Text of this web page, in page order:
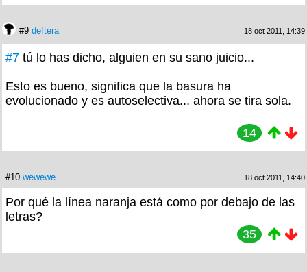
#9 deftera 18 oct 2011, 14:39
#7 tú lo has dicho, alguien en su sano juicio...
Esto es bueno, significa que la basura ha
evolucionado y es autoselectiva... ahora se tira sola.
14
#10 wewewe 18 oct 2011, 14:40
Por qué la línea naranja está como por debajo de las
letras?
35